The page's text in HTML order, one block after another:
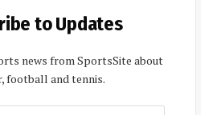
to Updates
news from SportsSite about
football and tennis.